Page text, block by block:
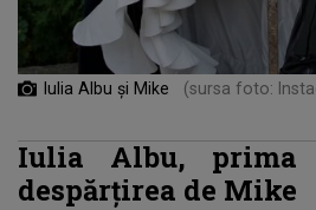
Iulia Albu și Mike (sursa foto:
Iulia Albu, prima
despărțirea de Mike